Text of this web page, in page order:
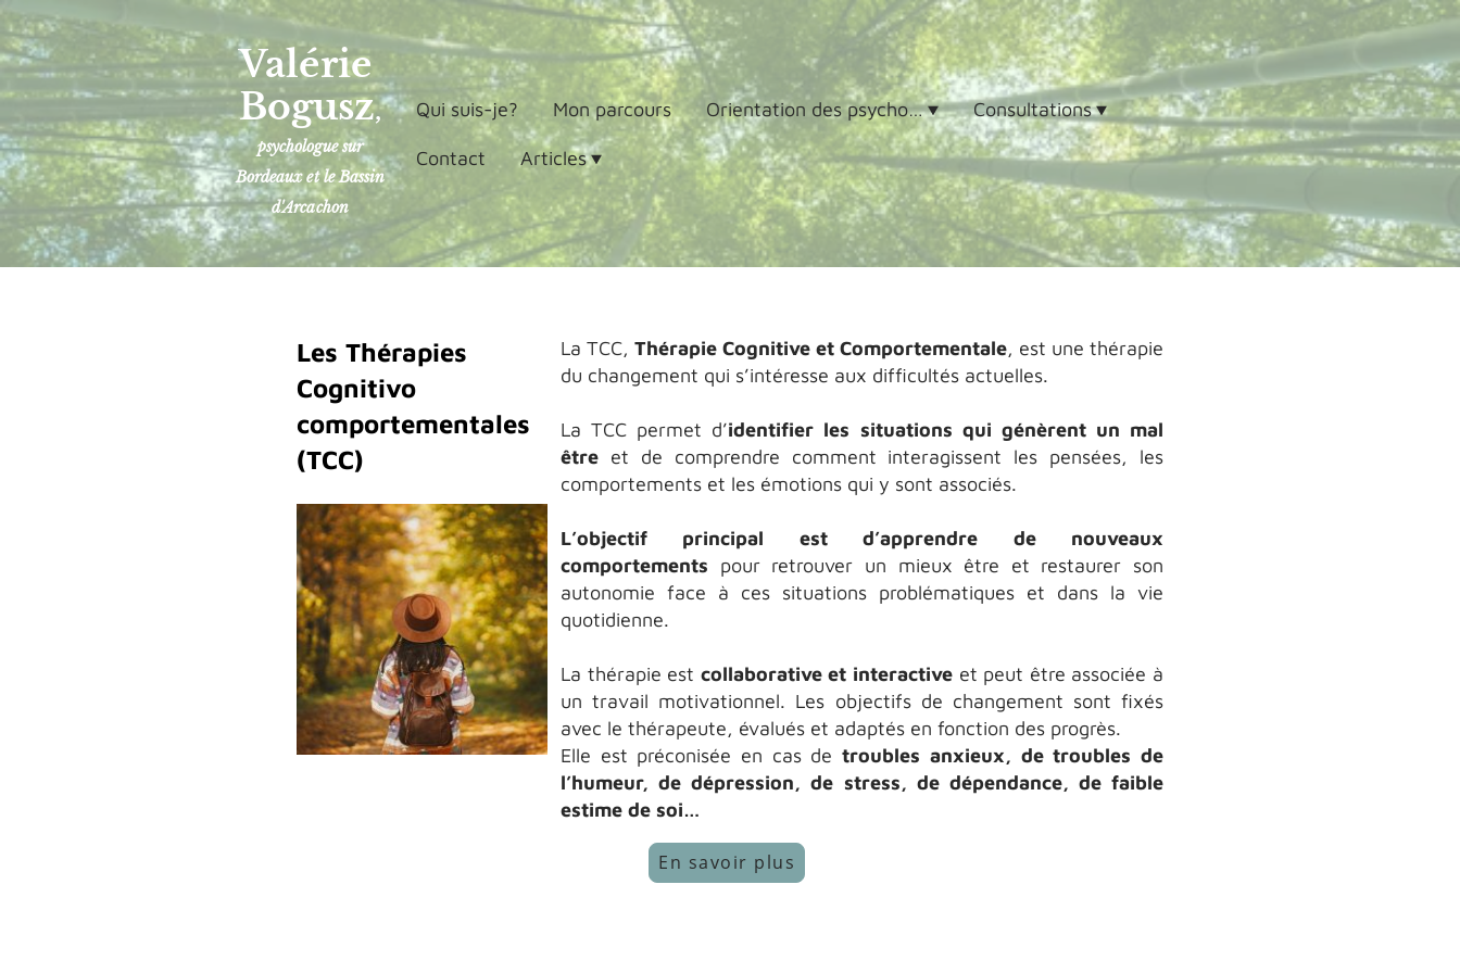
Valérie
Bogusz,
psychologue sur
Bordeaux et le Bassin
d'Arcachon
Qui suis-je? Mon parcours Orientation des psychothérapies Consultations
Contact Articles
Les Thérapies
Cognitivo
comportementales
(TCC)
La TCC, Thérapie Cognitive et Comportementale, est une thérapie
du changement qui s’intéresse aux difficultés actuelles.
La TCC permet d’identifier les situations qui génèrent un mal
être et de comprendre comment interagissent les pensées, les
comportements et les émotions qui y sont associés.
L’objectif principal est d’apprendre de nouveaux
comportements pour retrouver un mieux être et restaurer son
autonomie face à ces situations problématiques et dans la vie
quotidienne.
La thérapie est collaborative et interactive et peut être associée à
un travail motivationnel. Les objectifs de changement sont fixés
avec le thérapeute, évalués et adaptés en fonction des progrès.
Elle est préconisée en cas de troubles anxieux, de troubles de
l’humeur, de dépression, de stress, de dépendance, de faible
estime de soi…
En savoir plus